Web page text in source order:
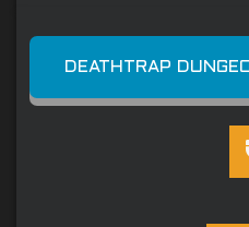
DEATHTRAP